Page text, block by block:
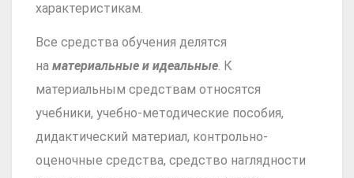
характеристикам.
Все средства обучения делятся
на материальные и идеальные. К
материальным средствам относятся
учебники, учебно-методические пособия,
дидактический материал, контрольно-
оценочные средства, средство наглядности